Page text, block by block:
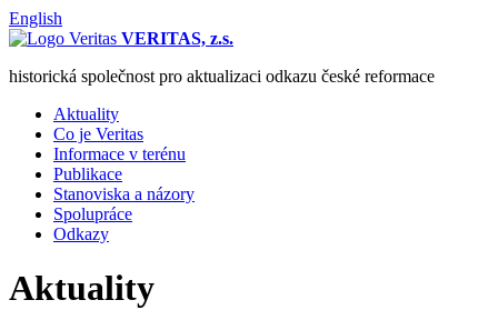
English
VERITAS, z.s.
historická společnost pro aktualizaci odkazu české reformace
Aktuality
Co je Veritas
Informace v terénu
Publikace
Stanoviska a názory
Spolupráce
Odkazy
Aktuality